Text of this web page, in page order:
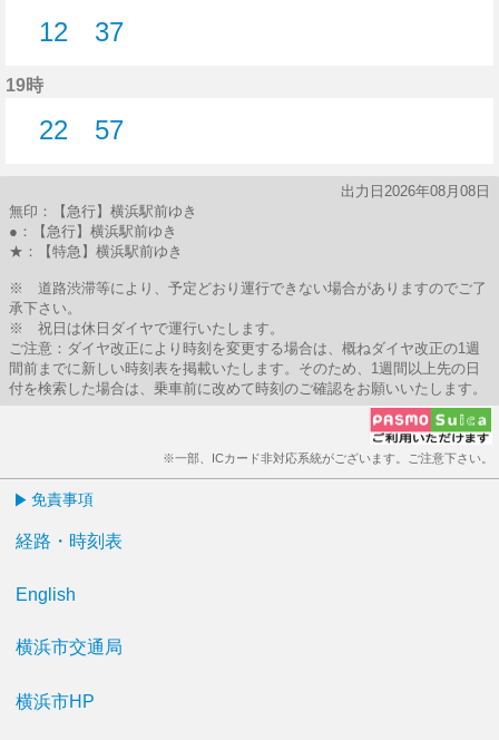
12
37
19時
22
57
出力日2026年08月08日
無印：【急行】横浜駅前ゆき
●：【急行】横浜駅前ゆき
★：【特急】横浜駅前ゆき
※ 道路渋滞等により、予定どおり運行できない場合がありますのでご了
承下さい。
※ 祝日は休日ダイヤで運行いたします。
ご注意：ダイヤ改正により時刻を変更する場合は、概ねダイヤ改正の1週
間前までに新しい時刻表を掲載いたします。そのため、1週間以上先の日
付を検索した場合は、乗車前に改めて時刻のご確認をお願いいたします。
※一部、ICカード非対応系統がございます。ご注意下さい。
免責事項
経路・時刻表
English
横浜市交通局
横浜市HP